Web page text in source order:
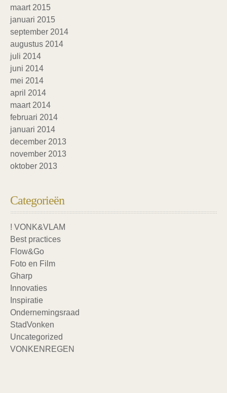
maart 2015
januari 2015
september 2014
augustus 2014
juli 2014
juni 2014
mei 2014
april 2014
maart 2014
februari 2014
januari 2014
december 2013
november 2013
oktober 2013
Categorieën
! VONK&VLAM
Best practices
Flow&Go
Foto en Film
Gharp
Innovaties
Inspiratie
Ondernemingsraad
StadVonken
Uncategorized
VONKENREGEN